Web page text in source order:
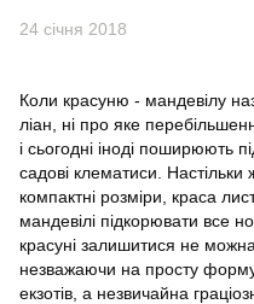
24 січня 2018
Коли красуню - мандевілу
ліан, ні про яке
і сьогодні іноді поширюють
садові клематиси. Настільки
компактні розміри, краса
мандевілі підкорювати все
красуні залишитися не можна.
незважаючи на просту форму
екзотів, а незвичайна